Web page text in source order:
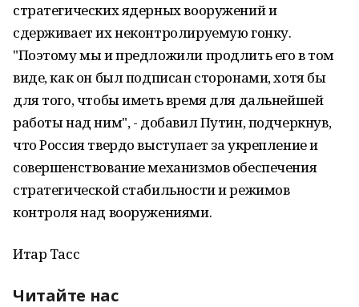
стратегических ядерных вооружений и
сдерживает их неконтролируемую гонку.
"Поэтому мы и предложили продлить его в том
виде, как он был подписан сторонами, хотя бы
для того, чтобы иметь время для дальнейшей
работы над ним", - добавил Путин, подчеркнув,
что Россия твердо выступает за укрепление и
совершенствование механизмов обеспечения
стратегической стабильности и режимов
контроля над вооружениями.
Итар Тасс
Читайте нас